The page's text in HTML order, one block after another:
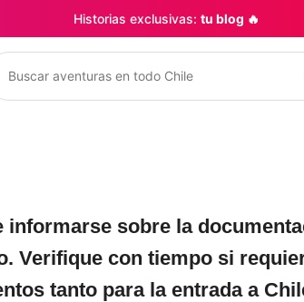
Historias exclusivas: tu blog 🔥
Buscar
sobre la
Verifique con tiempo si
tanto para la entrada a